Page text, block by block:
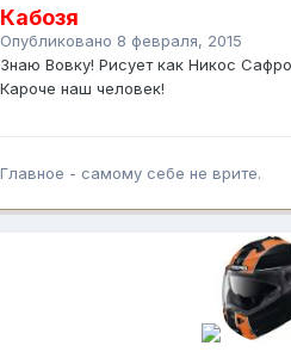
Кабозя
Опубликовано 8 февраля, 2015
Знаю Вовку! Рисует как Никос
Кароче наш человек!
Главное - самому себе не врите.